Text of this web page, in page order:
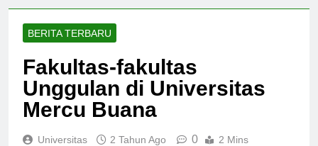
BERITA TERBARU
Fakultas-fakultas
Unggulan di Universitas
Mercu Buana
Universitas 2 Tahun Ago 0 2 Mins